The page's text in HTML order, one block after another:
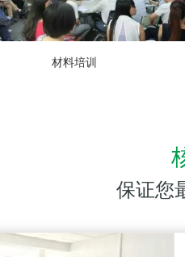
保证您